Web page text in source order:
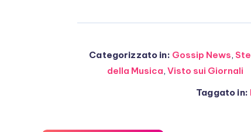
Categorizzato in: Gossip News,
della Musica, Visto sui Giornali
Taggato in: